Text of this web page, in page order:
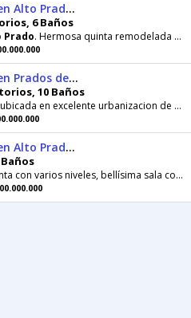
Casa en Venta en Alto Prado, , VE RAH: 18554
6 Baños
Prado. Hermosa quinta remodelada al estilo Victoriano, con acabados de
Casa en Venta en Prados del Este, , VE RAH: 168566
10 Baños
ubicada en excelente urbanizacion de Caracas, con una Vista bellisima, remodelada
Casa en Venta en Alto Prado, , VE RAH: 1616736
con varios niveles, bellísima sala comedor, cocina de